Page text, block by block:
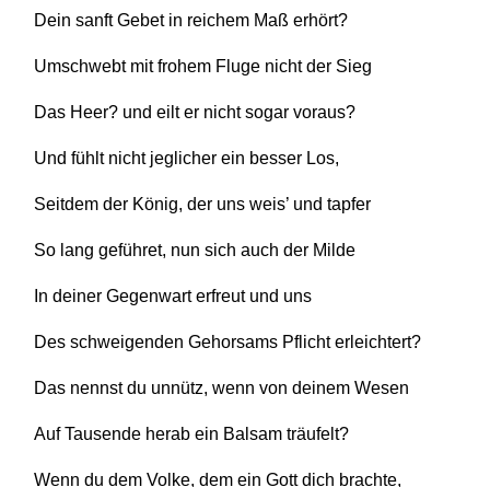
Dein sanft Gebet in reichem Maß erhört?
Umschwebt mit frohem Fluge nicht der Sieg
Das Heer? und eilt er nicht sogar voraus?
Und fühlt nicht jeglicher ein besser Los,
Seitdem der König, der uns weis’ und tapfer
So lang geführet, nun sich auch der Milde
In deiner Gegenwart erfreut und uns
Des schweigenden Gehorsams Pflicht erleichtert?
Das nennst du unnütz, wenn von deinem Wesen
Auf Tausende herab ein Balsam träufelt?
Wenn du dem Volke, dem ein Gott dich brachte,